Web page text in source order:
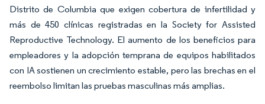
Distrito de Columbia que exigen cobertura de infertilidad y
más de 450 clínicas registradas en la Society for Assisted
Reproductive Technology. El aumento de los beneficios para
empleadores y la adopción temprana de equipos habilitados
con IA sostienen un crecimiento estable, pero las brechas en el
reembolso limitan las pruebas masculinas más amplias.